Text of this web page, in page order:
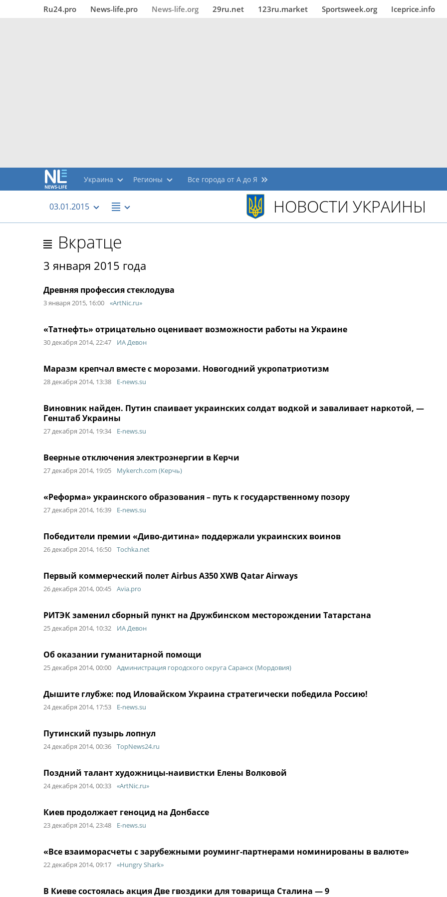
Ru24.pro News‑life.pro News‑life.org 29ru.net 123ru.market Sportsweek.org Iceprice.info
Украина Регионы Все города от А до Я
03.01.2015 НОВОСТИ УКРАИНЫ
Вкратце
3 января 2015 года
Древняя профессия стеклодува
3 января 2015, 16:00 «ArtNic.ru»
«Татнефть» отрицательно оценивает возможности работы на Украине
30 декабря 2014, 22:47 ИА Девон
Маразм крепчал вместе с морозами. Новогодний укропатриотизм
28 декабря 2014, 13:38 E-news.su
Виновник найден. Путин спаивает украинских солдат водкой и заваливает наркотой, —
Генштаб Украины
27 декабря 2014, 19:34 E-news.su
Веерные отключения электроэнергии в Керчи
27 декабря 2014, 19:05 Mykerch.com (Керчь)
«Реформа» украинского образования – путь к государственному позору
27 декабря 2014, 16:39 E-news.su
Победители премии «Диво-дитина» поддержали украинских воинов
26 декабря 2014, 16:50 Tochka.net
Первый коммерческий полет Airbus A350 XWB Qatar Airways
26 декабря 2014, 00:45 Avia.pro
РИТЭК заменил сборный пункт на Дружбинском месторождении Татарстана
25 декабря 2014, 10:32 ИА Девон
Об оказании гуманитарной помощи
25 декабря 2014, 00:00 Администрация городского округа Саранск (Мордовия)
Дышите глубже: под Иловайском Украина стратегически победила Россию!
24 декабря 2014, 17:53 E-news.su
Путинский пузырь лопнул
24 декабря 2014, 00:36 TopNews24.ru
Поздний талант художницы-наивистки Елены Волковой
24 декабря 2014, 00:33 «ArtNic.ru»
Киев продолжает геноцид на Донбассе
23 декабря 2014, 23:48 E-news.su
«Все взаиморасчеты с зарубежными роуминг-партнерами номинированы в валюте»
22 декабря 2014, 09:17 «Hungry Shark»
В Киеве состоялась акция Две гвоздики для товарища Сталина — 9